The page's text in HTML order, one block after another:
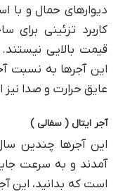
دیوار‌های حمال و با
کاربرد تزئینی برای
قیمت بالایی
این آجر‌ها به نسبت
عایق حرارت و صدا
آجر ایتال ( سفالی )
این آجر‌ها چندین
آمدند و به سرعت
است که بدانید، این